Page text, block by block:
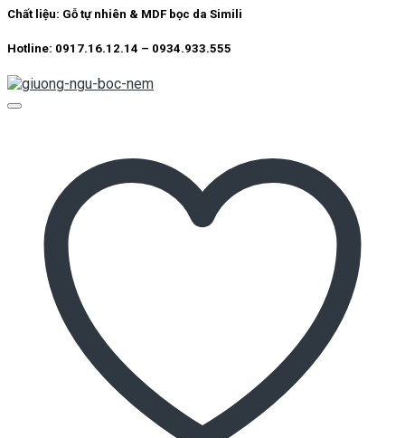
Chất liệu: Gỗ tự nhiên & MDF bọc da Simili
Hotline: 0917.16.12.14 – 0934.933.555